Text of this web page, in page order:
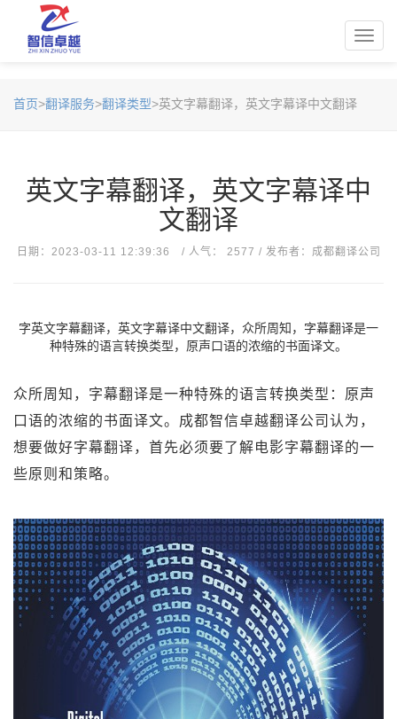
首页>翻译服务>翻译类型>英文字幕翻译，英文字幕译中文翻译
英文字幕翻译，英文字幕译中
文翻译
日期：2023-03-11 12:39:36 / 人气： 2577 / 发布者：成都翻译公司
字英文字幕翻译，英文字幕译中文翻译，众所周知，字幕翻译是一
种特殊的语言转换类型，原声口语的浓缩的书面译文。
众所周知，字幕翻译是一种特殊的语言转换类型：原声
口语的浓缩的书面译文。成都智信卓越翻译公司认为，
想要做好字幕翻译，首先必须要了解电影字幕翻译的一
些原则和策略。